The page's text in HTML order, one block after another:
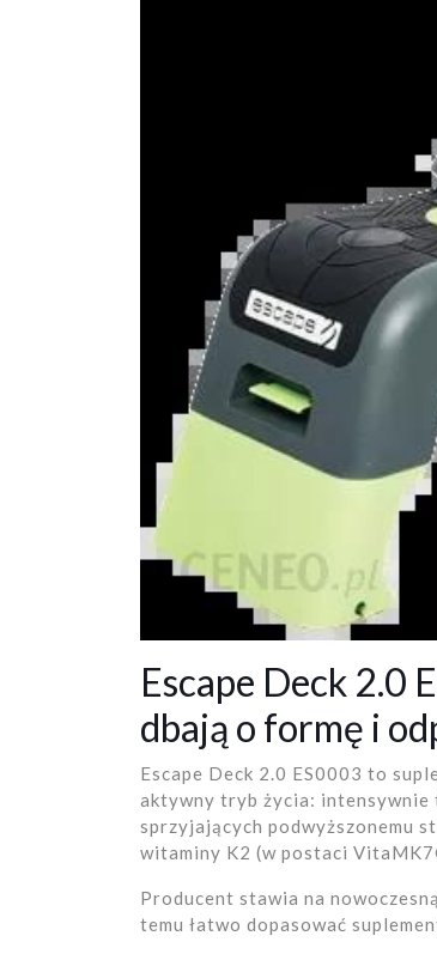
Escape Deck 2.0
dbają o formę i
Escape Deck 2.0 ES0003 to
aktywny tryb życia: intensywnie
sprzyjających podwyższonemu
witaminy K2 (w postaci
Producent stawia na
temu łatwo dopasować